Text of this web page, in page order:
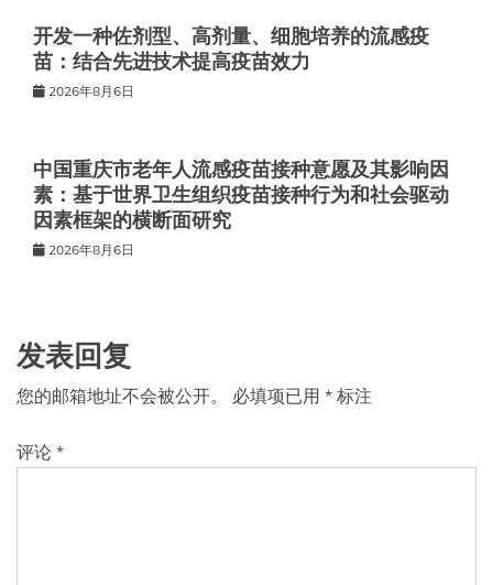
开发一种佐剂型、高剂量、细胞培养的流感疫
苗：结合先进技术提高疫苗效力
2026年8月6日
中国重庆市老年人流感疫苗接种意愿及其影响因
素：基于世界卫生组织疫苗接种行为和社会驱动
因素框架的横断面研究
2026年8月6日
发表回复
您的邮箱地址不会被公开。 必填项已用 * 标注
评论 *